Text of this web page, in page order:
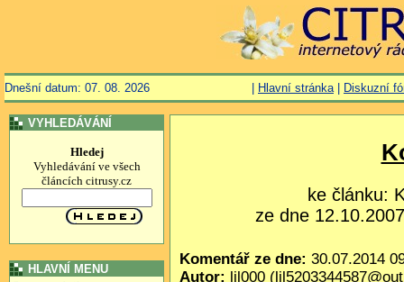
Dnešní datum: 07. 08. 2026 Hlavní stránka| Diskuzní
VYHLEDÁVÁNÍ
Hledej
Vyhledávání ve všech
článcích citrusy.cz
HLAVNÍ MENU
ke článku:
ze dne
Komentář ze dne: 30.07.2014
Autor: ljl000